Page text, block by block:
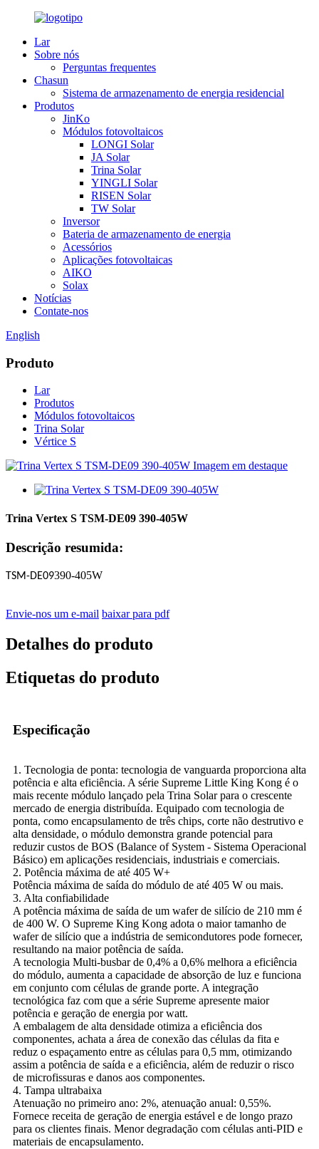
Lar
Sobre nós
Perguntas frequentes
Chasun
Sistema de armazenamento de energia residencial
Produtos
JinKo
Módulos fotovoltaicos
LONGI Solar
JA Solar
Trina Solar
YINGLI Solar
RISEN Solar
TW Solar
Inversor
Bateria de armazenamento de energia
Acessórios
Aplicações fotovoltaicas
AIKO
Solax
Notícias
Contate-nos
English
Produto
Lar
Produtos
Módulos fotovoltaicos
Trina Solar
Vértice S
Trina Vertex S TSM-DE09 390-405W
Descrição resumida:
TSM-DE09390-405W
Envie-nos um e-mail baixar para pdf
Detalhes do produto
Etiquetas do produto
Especificação
1. Tecnologia de ponta: tecnologia de vanguarda proporciona alta
potência e alta eficiência. A série Supreme Little King Kong é o
mais recente módulo lançado pela Trina Solar para o crescente
mercado de energia distribuída. Equipado com tecnologia de
ponta, como encapsulamento de três chips, corte não destrutivo e
alta densidade, o módulo demonstra grande potencial para
reduzir custos de BOS (Balance of System - Sistema Operacional
Básico) em aplicações residenciais, industriais e comerciais.
2. Potência máxima de até 405 W+
Potência máxima de saída do módulo de até 405 W ou mais.
3. Alta confiabilidade
A potência máxima de saída de um wafer de silício de 210 mm é
de 400 W. O Supreme King Kong adota o maior tamanho de
wafer de silício que a indústria de semicondutores pode fornecer,
resultando na maior potência de saída.
A tecnologia Multi-busbar de 0,4% a 0,6% melhora a eficiência
do módulo, aumenta a capacidade de absorção de luz e funciona
em conjunto com células de grande porte. A integração
tecnológica faz com que a série Supreme apresente maior
potência e geração de energia por watt.
A embalagem de alta densidade otimiza a eficiência dos
componentes, achata a área de conexão das células da fita e
reduz o espaçamento entre as células para 0,5 mm, otimizando
assim a potência de saída e a eficiência, além de reduzir o risco
de microfissuras e danos aos componentes.
4. Tampa ultrabaixa
Atenuação no primeiro ano: 2%, atenuação anual: 0,55%.
Fornece receita de geração de energia estável e de longo prazo
para os clientes finais. Menor degradação com células anti-PID e
materiais de encapsulamento.